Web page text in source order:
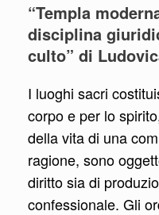
“Templa
disciplina
culto” di
I luoghi sacri
corpo e per lo
della vita di una
ragione, sono
diritto sia di
confessionale. Gli